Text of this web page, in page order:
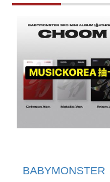
BABYMONSTER